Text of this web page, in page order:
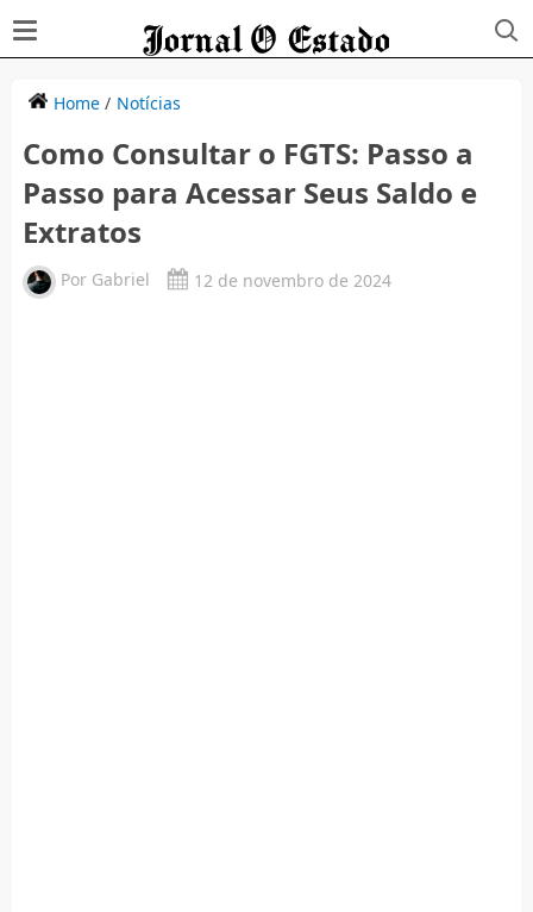
Home/ Notícias
Como Consultar o FGTS: Passo a
Passo para Acessar Seus Saldo e
Extratos
Por Gabriel 12 de novembro de 2024